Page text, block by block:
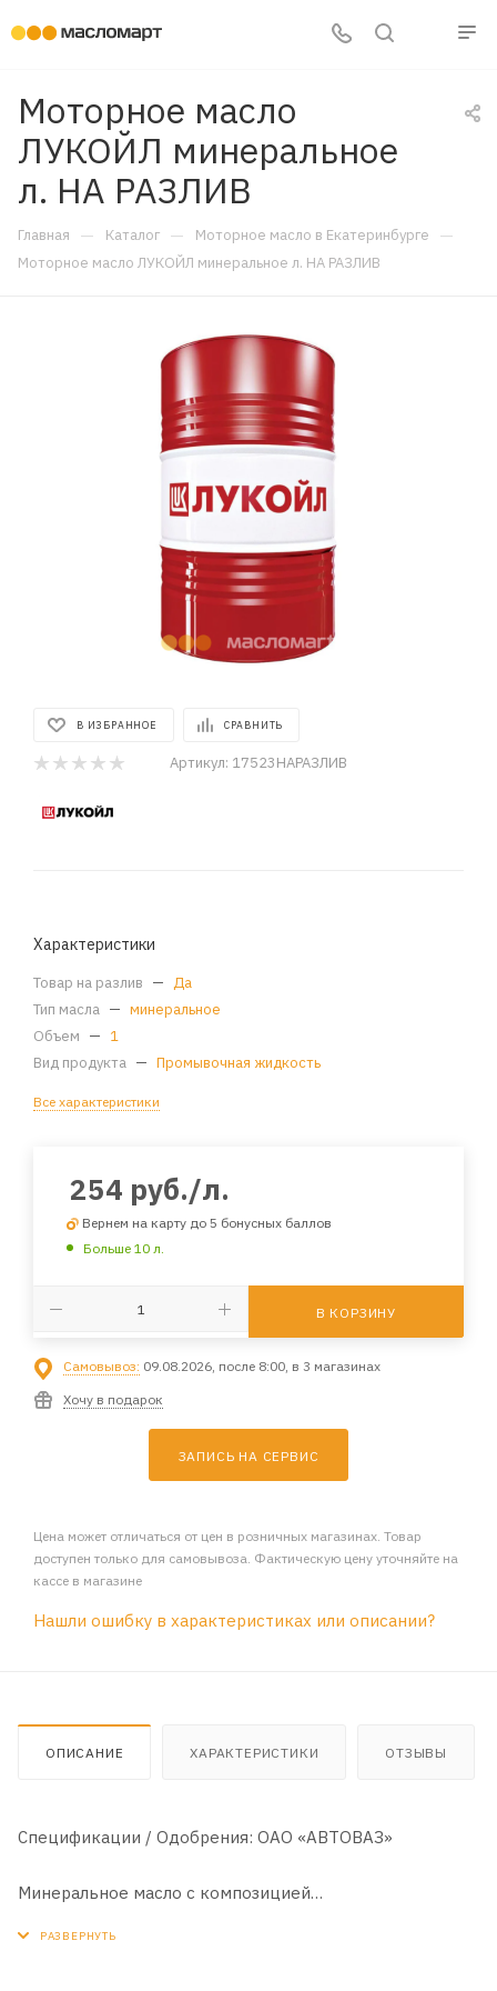
Моторное масло
ЛУКОЙЛ минеральное
л. НА РАЗЛИВ
Главная — Каталог — Моторное масло в Екатеринбурге —
Моторное масло ЛУКОЙЛ минеральное л. НА РАЗЛИВ
В ИЗБРАННОЕ СРАВНИТЬ
Артикул: 17523НАРАЗЛИВ
Характеристики
Товар на разлив — Да
Тип масла — минеральное
Объем — 1
Вид продукта — Промывочная жидкость
Все характеристики
254 руб./л.
Вернем на карту до 5 бонусных баллов
Больше 10 л.
В КОРЗИНУ
Самовывоз: 09.08.2026, после 8:00, в 3 магазинах
Хочу в подарок
ЗАПИСЬ НА СЕРВИС
Цена может отличаться от цен в розничных магазинах. Товар
доступен только для самовывоза. Фактическую цену уточняйте на
кассе в магазине
Нашли ошибку в характеристиках или описании?
ОПИСАНИЕ ХАРАКТЕРИСТИКИ ОТЗЫВЫ
Спецификации / Одобрения: ОАО «АВТОВАЗ»
Минеральное масло с композицией